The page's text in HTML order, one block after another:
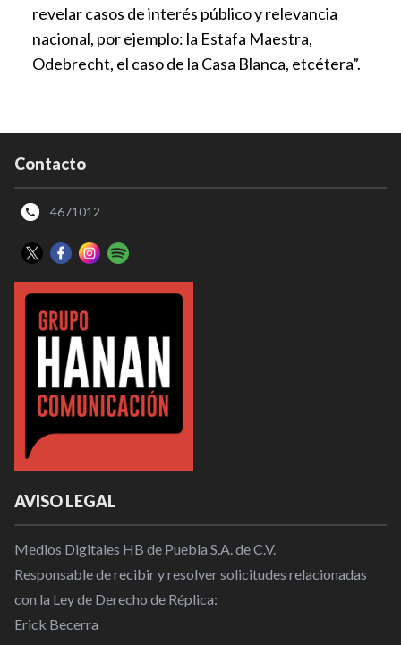
revelar casos de interés público y relevancia
nacional, por ejemplo: la Estafa Maestra,
Odebrecht, el caso de la Casa Blanca, etcétera”.
Contacto
4671012
AVISO LEGAL
Medios Digitales HB de Puebla S.A. de C.V.
Responsable de recibir y resolver solicitudes relacionadas
con la Ley de Derecho de Réplica:
Erick Becerra